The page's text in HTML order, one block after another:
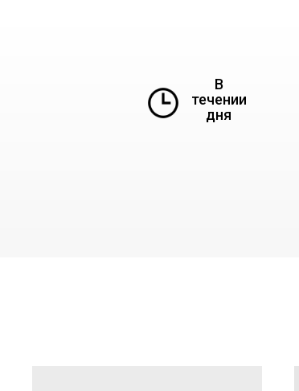
В
течении
дня